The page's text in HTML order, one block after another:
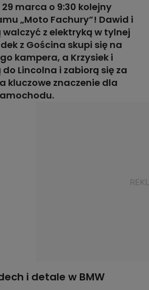
marca o 9:30 kolejny
„Moto Fachury”! Dawid i
z elektryką w tylnej
z Gościna skupi się na
kampera, a Krzysiek i
do Lincolna i zabiorą się za
kluczowe znaczenie dla
i detale w BMW